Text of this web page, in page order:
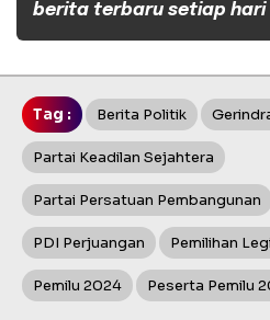
berita terbaru setiap hari
Tag : Berita Politik
Partai Keadilan Sejahtera
Partai Persatuan Pembangunan
PDI Perjuangan Pemilihan
Pemilu 2024 Peserta Pemilu